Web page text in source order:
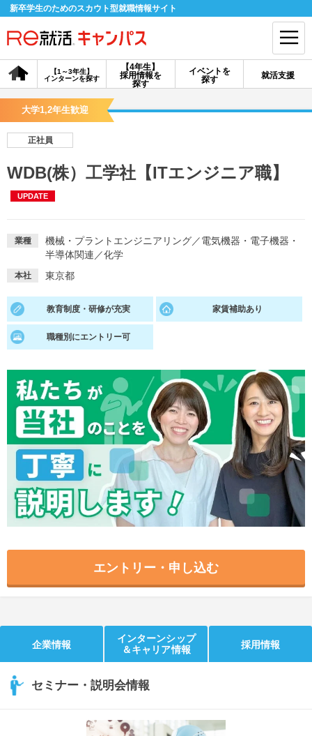
新卒学生のためのスカウト型就職情報サイト
【4年生】
採用情報を
探す
【1～3年生】
インターンを探す
イベントを
探す
就活支援
会員登録 ログイン
探す
【4年生】
イベントを探す
就活支援
適職診断
あなたに合う仕事を診断！
就活チャンネル
動画で対策講座をチェック
就活ニュースペーパー
就活時事ニュースを更新
よくある質問
不明点があればこちら
大学1,2年生歓迎
正社員
WDB(株）工学社【ITエンジニア職】
UPDATE
業種 機械・プラントエンジニアリング／電気機器・電子機器・
半導体関連 ／化学
本社 東京都
教育制度・研修が充実 家賃補助あり
職種別にエントリー可
エントリー・申し込む
企業情報
インターンシップ
＆キャリア情報
採用情報
セミナー・説明会情報